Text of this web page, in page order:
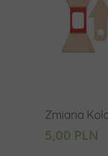
Zmiana
5,00 PLN